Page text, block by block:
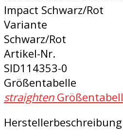
Impact Schwarz/Rot
Variante
Schwarz/Rot
Artikel-Nr.
SID114353-0
Größentabelle
straighten